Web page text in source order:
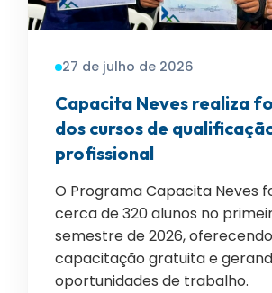
27 de julho de 2026
Capacita Neves realiza
dos cursos de
profissional
O Programa Capacita Neves
cerca de 320 alunos no
semestre de 2026, oferecendo
capacitação gratuita e
oportunidades de trabalho.